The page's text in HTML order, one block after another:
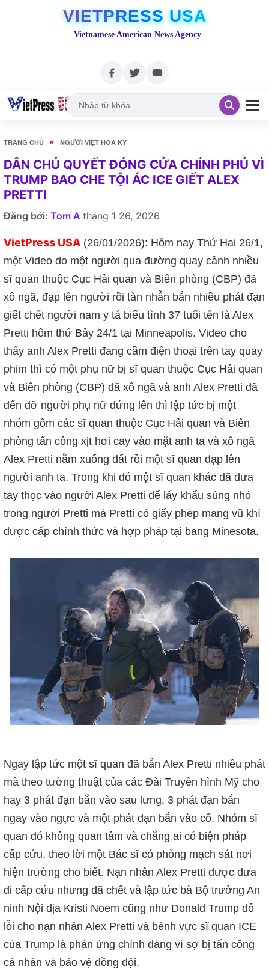
VIETPRESS USA
Vietnamese American News Agency
TRANG CHỦ » NGƯỜI VIỆT HOA KỲ
DÂN CHỦ QUYẾT ĐÓNG CỬA CHÍNH PHỦ VÌ
TRUMP BAO CHE TỘI ÁC ICE GIẾT ALEX
PRETTI
Đăng bởi: Tom A tháng 1 26, 2026
VietPress USA (26/01/2026): Hôm nay Thứ Hai 26/1,
một Video do một người qua đường quay cảnh nhiều
sĩ quan thuộc Cục Hải quan và Biên phòng (CBP) đã
xô ngã, đạp lên người rồi tàn nhẫn bắn nhiều phát đạn
giết chết người nam y tá biểu tình 37 tuổi tên là Alex
Pretti hôm thứ Bảy 24/1 tại Minneapolis. Video cho
thấy anh Alex Pretti đang cầm điện thoại trên tay quay
phim thì có một phụ nữ bị sĩ quan thuộc Cục Hải quan
và Biên phòng (CBP) đã xô ngã và anh Alex Pretti đã
đến đỡ người phụ nữ đứng lên thì lập tức bị một
nhóm gồm các sĩ quan thuộc Cục Hải quan và Biên
phòng tấn công xịt hơi cay vào mặt anh ta và xô ngã
Alex Pretti nằm xuống đất rồi một sĩ quan đạp lên
người anh ta. Trong khi đó một sĩ quan khác đã đưa
tay thọc vào người Alex Pretti để lấy khẩu súng nhỏ
trong người Pretti mà Pretti có giấy phép mang vũ khí
được cấp chính thức và hợp pháp tại bang Minesota.
Ngay lập tức một sĩ quan đã bắn Alex Pretti nhiều phát
mà theo tường thuật của các Đài Truyền hình Mỹ cho
hay 3 phát đạn bắn vào sau lưng, 3 phát đạn bắn
ngay vào ngực và một phát đạn bắn vào cổ. Nhóm sĩ
quan đó không quan tâm và chẳng ai có biện pháp
cấp cứu, theo lời một Bác sĩ có phòng mạch sát nơi
hiện trường cho biết. Nạn nhân Alex Pretti được đưa
đi cấp cứu nhưng đã chết và lập tức bà Bộ trưởng An
ninh Nội địa Kristi Noem cũng như Donald Trump đổ
lỗi cho nạn nhân Alex Pretti và bênh vực sĩ quan ICE
của Trump là phản ứng chính đáng vì sợ bị tấn công
cá nhân và bảo vệ đồng đội.